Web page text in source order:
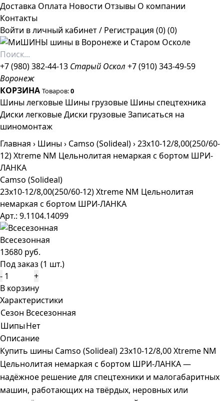
Доставка Оплата Новости Отзывы О компании
Контакты
Войти в личный кабинет/ Регистрация (0)(0)
+7 (980) 382-44-13 Старый Оскол +7 (910) 343-49-59
Воронеж
КОРЗИНА Товаров:0
Шины легковые Шины грузовые Шины спецтехника
Диски легковыеДиски грузовыеЗаписаться на
шиномонтаж
Главная › Шины› Camso (Solideal)›23x10-12/8,00(250/60-
12) Xtreme NM Цельнолитая немаркая с бортом ШРИ-
ЛАНКА
Camso (Solideal)
23x10-12/8,00(250/60-12) Xtreme NM Цельнолитая
немаркая с бортом ШРИ-ЛАНКА
Арт.: 9.1104.14099
Всесезонная
13680 руб.
Под заказ (1 шт.)
-
+
В корзину
Характеристики
Сезон Всесезонная
ШипыНет
Описание
Купить шины Camso (Solideal) 23x10-12/8,00 Xtreme NM
Цельнолитая немаркая с бортом ШРИ-ЛАНКА —
надёжное решение для спецтехники и малогабаритных
машин, работающих на твёрдых, неровных или